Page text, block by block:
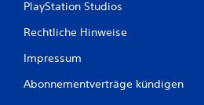
PlayStation Studios
Rechtliche Hinweise
Impressum
Abonnementverträge kündigen